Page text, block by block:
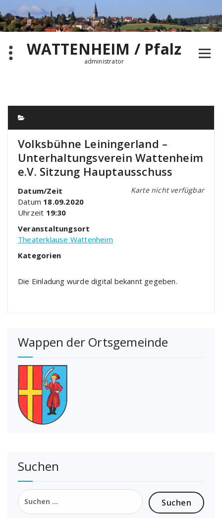
Inhalt
springen
WATTENHEIM / Pfalz
administrator
Volksbühne Leiningerland –
Unterhaltungsverein Wattenheim
e.V. Sitzung Hauptausschuss
Karte nicht verfügbar
Datum/Zeit
Datum 18.09.2020
Uhrzeit 19:30
Veranstaltungsort
Theaterklause Wattenheim
Kategorien
Die Einladung wurde digital bekannt gegeben.
Wappen der Ortsgemeinde
Suchen
Suchen
nach: